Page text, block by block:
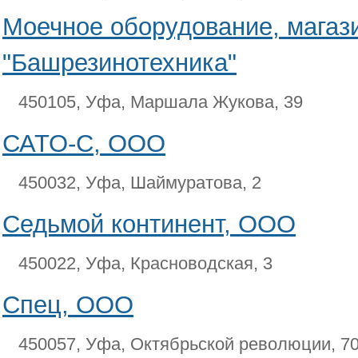
Моечное оборудование,
"Башрезинотехника"
450105, Уфа, Маршала Жукова, 39
САТО-С, ООО
450032, Уфа, Шаймуратова, 2
Седьмой континент, ООО
450022, Уфа, Красноводская, 3
Спец, ООО
450057, Уфа, Октябрьской революции,